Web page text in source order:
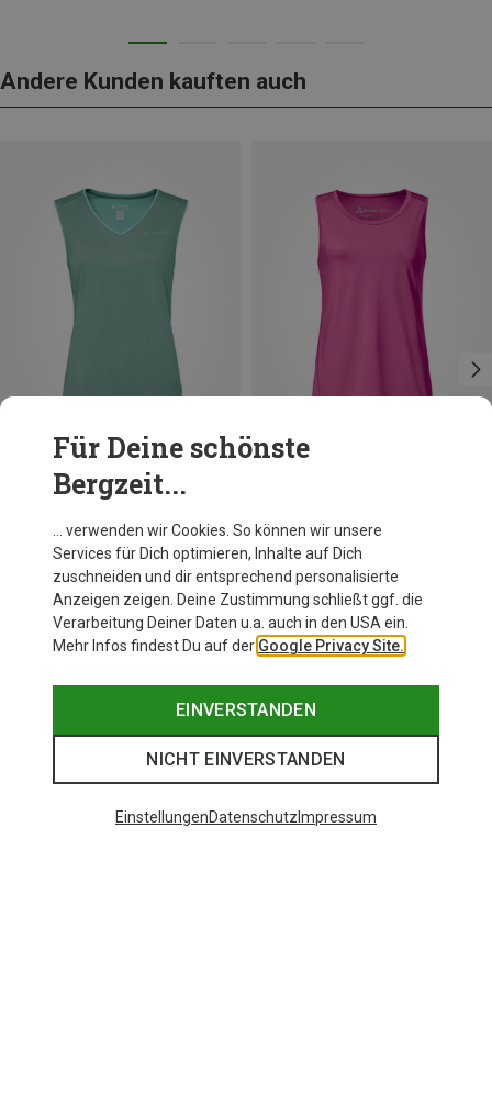
Andere Kunden kauften auch
Du sparst 22%
Schöffel
Damen Tauron Top
CHF 39.95
Für Deine schönste
Bergzeit...
… verwenden wir Cookies. So können wir unsere
Services für Dich optimieren, Inhalte auf Dich
zuschneiden und dir entsprechend personalisierte
Anzeigen zeigen. Deine Zustimmung schließt ggf. die
Verarbeitung Deiner Daten u.a. auch in den USA ein.
Mehr Infos findest Du auf der Google Privacy Site.
EINVERSTANDEN
NICHT EINVERSTANDEN
EinstellungenDatenschutz Impressum